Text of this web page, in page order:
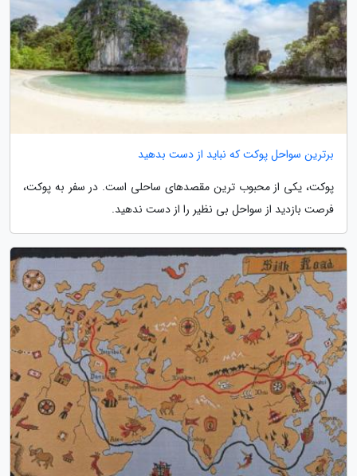
برترین سواحل پوکت که نباید از دست بدهید
پوکت، یکی از محبوب ترین مقصدهای ساحلی است. در سفر به پوکت،
فرصت بازدید از سواحل بی نظیر را از دست ندهید.